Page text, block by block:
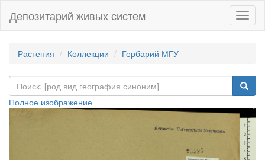
Депозитарий живых систем
Растения Коллекции Гербарий МГУ
Полное изображение